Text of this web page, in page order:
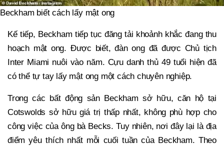
Beckham biết cách lấy mật ong
Kế tiếp, Beckham tiếp tục đăng tải khoảnh khắc đang thu
hoạch mật ong. Được biết, đàn ong đã được Chủ tịch
Inter Miami nuôi vào năm. Cựu danh thủ 49 tuổi hiện đã
có thể tự tay lấy mật ong một cách chuyên nghiệp.
Trong các bất động sản Beckham sở hữu, căn hộ tại
Cotswolds sở hữu giá trị thấp nhất, không phù hợp cho
công việc của ông bà Becks. Tuy nhiên, nơi đây lại là địa
điểm yêu thích nhất mỗi cuối tuần của Beckham. Theo